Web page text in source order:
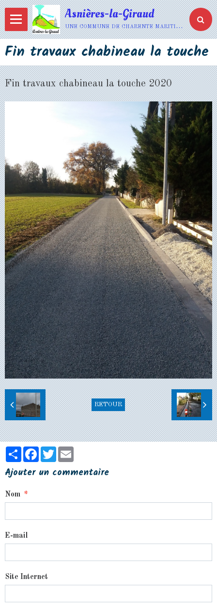
Asnières-la-Giraud
une commune de charente maritime
Fin travaux chabineau la touche
Fin travaux chabineau la touche 2020
RETOUR
PartagerFacebook
Twitter
Ajouter un commentaire
Nom
E-mail
Site Internet